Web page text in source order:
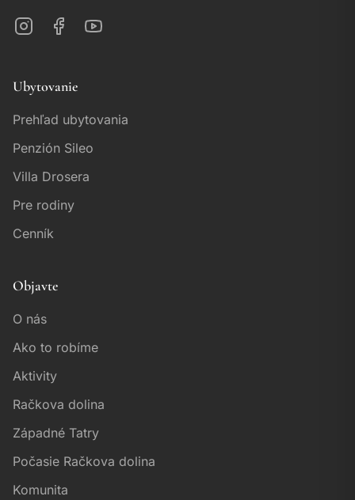
Ubytovanie
Prehľad ubytovania
Penzión Sileo
Villa Drosera
Pre rodiny
Cenník
Objavte
O nás
Ako to robíme
Aktivity
Račkova dolina
Západné Tatry
Počasie Račkova dolina
Komunita